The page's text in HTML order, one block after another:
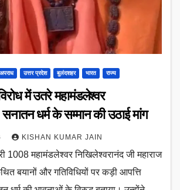
अपराध उत्तर प्रदेश बुलंदशहर भारत राज्य
में उतरे महामंडलेश्वर
धर्म के सम्मान की उठाई मांग
KISHAN KUMAR JAIN
1008 महामंडलेश्वर निखिलेश्वरानंद जी महाराज
बयानों और गतिविधियों पर कड़ी आपत्ति